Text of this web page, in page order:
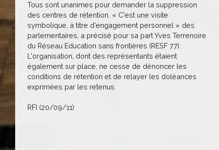
Tous sont unanimes pour demander la suppression
des centres de rétention. « C'est une visite
symbolique, à titre d'engagement personnel » des
parlementaires, a précisé pour sa part Yves Terrenoire
du Réseau Education sans frontières (RESF 77).
L'organisation, dont des représentants étaient
également sur place, ne cesse de dénoncer les
conditions de rétention et de relayer les doléances
exprimées par les retenus.
RFI (20/09/11)